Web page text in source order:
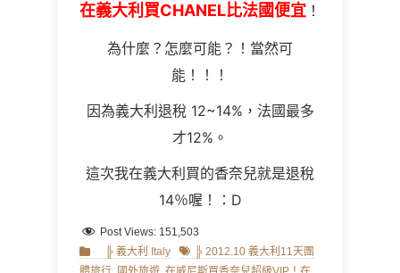
在義大利買CHANEL比法國便宜 ！
為什麼？怎麼可能？！當然可
能！！！
因為義大利退稅 12~14%，法國最多
才12%。
這次我在義大利買的香奈兒就是退稅
14％喔！：D
Post Views: 151,503
Categories
╠ 義大利 Italy Tags╠ 2012.10 義大利11天團